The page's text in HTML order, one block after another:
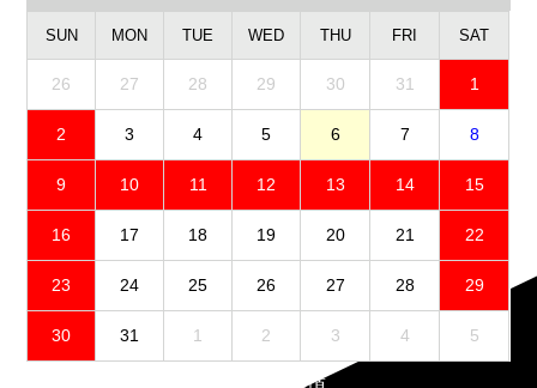
SUN MON TUE WED THU FRI SAT
26 27 28 29 30 31 1
2 3 4 5 6 7 8
9 10 11 12 13 14 15
16 17 18 19 20 21 22
23 24 25 26 27 28 29
30 31 1 2 3 4 5